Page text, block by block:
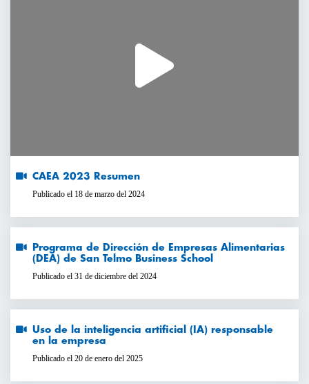
CAEA 2023 Resumen
Publicado el 18 de marzo del 2024
Programa de Dirección de Empresas Alimentarias
(DEA) de San Telmo Business School
Publicado el 31 de diciembre del 2024
Uso de la inteligencia artificial (IA) responsable
en la empresa
Publicado el 20 de enero del 2025